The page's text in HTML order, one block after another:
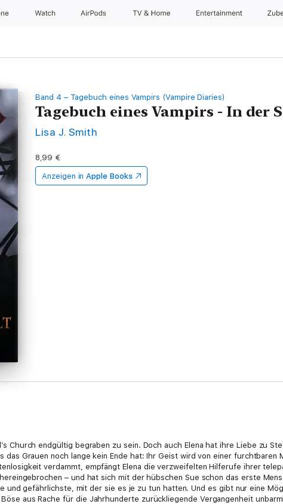
Watch AirPods TV & Home Entertainment
Band 4 – Tagebuch eines Vampirs (Vampire Diaries)
Tagebuch eines Vampirs - In der
Lisa J. Smith
8,99 €
Anzeigen in Apple Books
Church endgültig begraben zu sein. Doch auch Elena hat ihre Liebe zu
Grauen noch lange kein Ende hat: Ihr Geist wird von einer furchtbaren
verdammt, empfängt Elena die verzweifelten Hilferufe ihrer
– und hat sich mit der hübschen Sue schon das erste
und gefährlichste, mit der sie es je zu tun hatten. Und es gibt nur eine
aus Rache für die Jahrhunderte zurückliegende Vergangenheit